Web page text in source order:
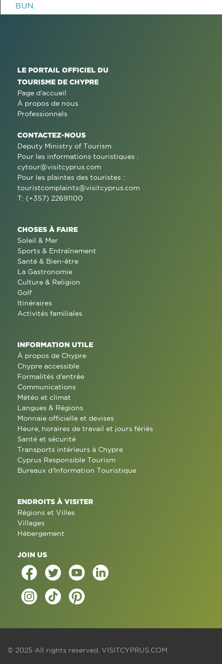
BUN.
LE PORTAIL OFFICIEL DU
TOURISME DE CHYPRE
Page d'accueil
À propos de nous
Professionnels
CONTACTEZ-NOUS
Deputy Ministry of Tourism
Pour les informations touristiques :
cytour@visitcyprus.com
Pour les plaintes des touristes :
touristcomplaints@visitcyprus.com
T: (+357) 22691100
CHOSES À FAIRE
Soleil & Mer
Sports & Entraînement
Santé & Bien-être
La Gastronomie
Culture & Religion
Golf
Itinéraires
Activités familiales
INFORMATION UTILE
À propos de Chypre
Chypre accessible
Formalités d'entrée
Communications
Météo et climat
Langues & Régions
Monnaie officielle et devises
Heure, horaires de travail et jours fériés
Santé et sécurité
Transports intérieurs à Chypre
Cyprus Responsible Tourism
Bureaux d'Information Touristique
ENDROITS À VISITER
Régions et Villes
Villages
Hébergement
JOIN US
© 2025 All rights reserved. VISITCYPRUS.COM